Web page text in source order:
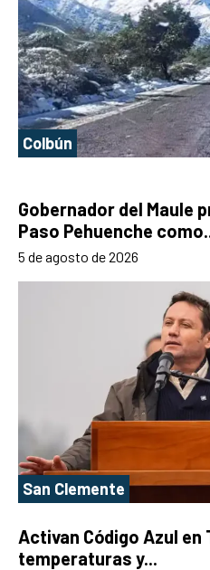
Colbún
Gobernador del Maule
Paso Pehuenche
5 de agosto de 2026
San Clemente
Activan Código Azul en
temperaturas y...